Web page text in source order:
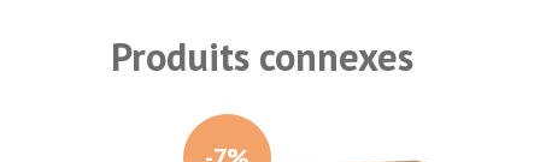
Produits connexes